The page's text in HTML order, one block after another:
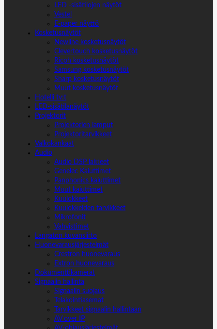
LED -sisätilojen näytöt
Vestel
E-paper näyttö
Kosketusnäytöt
Newline kosketusnäytöt
Clevertouch kosketusnäytöt
Ricoh kosketusnäytöt
Samsung kosketusnäytöt
Sharp kosketusnäytöt
Muut kosketusnäytöt
Hotelli tv:t
LED-sisätilanäytöt
Projektorit
Projektorien lamput
Projektoritarvikkeet
Valkokankaat
Audio
Audio DSP laitteet
Genelec Kaiuttimet
Panphonics kaiuttimet
Muut kaiuttimet
Kuulokkeet
Kuulokkeiden tarvikkeet
Mikrofonit
Vahvistimet
Langaton kuvansiirto
Huonevarausjärjestelmät
Crestron huonevaraus
Extron huonevaraus
Dokumenttikamerat
Signaalin hallinta
Signaalin suojaus
Telakointiasemat
Tarvikkeet signaalin hallintaan
AV over IP